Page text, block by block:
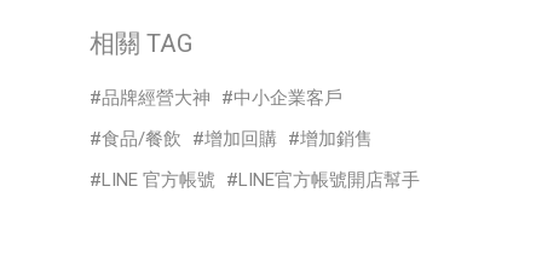
相關 TAG
品牌經營大神
中小企業客戶
食品/餐飲
增加回購
增加銷售
LINE 官方帳號
LINE官方帳號開店幫手